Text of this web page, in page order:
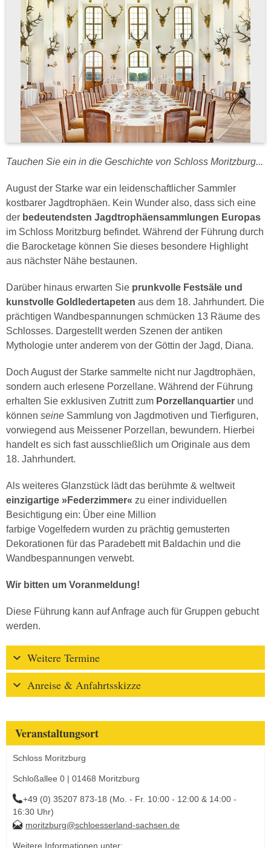
Tauchen Sie ein in die Geschichte von Schloss Moritzburg...
August der Starke war ein leidenschaftlicher Sammler
kostbarer Jagdtrophäen. Kein Wunder also, dass sich eine
der bedeutendsten Jagdtrophäensammlungen Europas
im Schloss Moritzburg befindet. Während der Führung durch
die Barocketage können Sie dieses besondere Highlight
aus nächster Nähe bestaunen.
Darüber hinaus erwarten Sie prunkvolle Festsäle und
kunstvolle Goldledertapeten aus dem 18. Jahrhundert. Die
prächtigen Wandbespannungen schmücken 13 Räume des
Schlosses. Dargestellt werden Szenen der antiken
Mythologie unter anderem von der Göttin der Jagd, Diana.
Doch August der Starke sammelte nicht nur Jagdtrophäen,
sondern auch erlesene Porzellane. Während der Führung
erhalten Sie exklusiven Zutritt zum Porzellanquartier und
können seine Sammlung von Jagdmotiven und Tierfiguren,
vorwiegend aus Meissener Porzellan, bewundern. Hierbei
handelt es sich fast ausschließlich um Originale aus dem
18. Jahrhundert.
Als weiteres Glanzstück lädt das berühmte & weltweit
einzigartige »Federzimmer« zu einer individuellen
Besichtigung ein: Über eine Million
farbige Vogelfedern wurden zu prächtig gemusterten
Dekorationen für das Paradebett mit Baldachin und die
Wandbespannungen verwebt.
Wir bitten um Voranmeldung!
Diese Führung kann auf Anfrage auch für Gruppen gebucht
werden.
Weitere Termine
Anreise & Anfahrtsskizze
Veranstaltungsort
Schloss Moritzburg
Schloßallee 0 | 01468 Moritzburg
+49 (0) 35207 873-18 (Mo. - Fr. 10:00 - 12:00 & 14:00 -
16:30 Uhr)
moritzburg@schloesserland-sachsen.de
Weitere Informationen unter: